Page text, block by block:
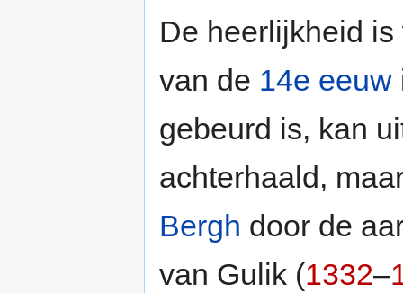
De heerlijkheid
van de 14e eeuw
gebeurd is, kan
achterhaald,
Bergh door de
van Gulik (1332–